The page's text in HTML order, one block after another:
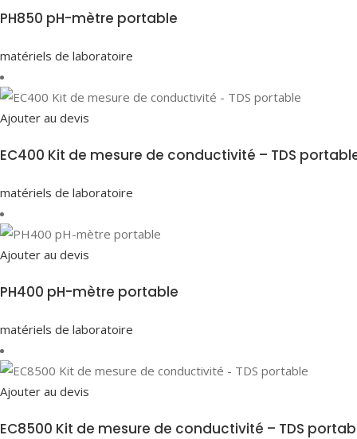
PH850 pH-mètre portable
matériels de laboratoire
Ajouter au devis
EC400 Kit de mesure de conductivité – TDS
matériels de laboratoire
Ajouter au devis
PH400 pH-mètre portable
matériels de laboratoire
Ajouter au devis
EC8500 Kit de mesure de conductivité – TDS